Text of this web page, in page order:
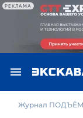
РЕКЛАМА
Журнал